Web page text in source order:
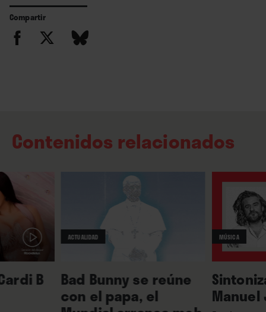
Compartir
Contenidos relacionados
B
ACTUALIDAD
Bad Bunny se reúne
con el papa, el
MÚSICA
Manuel